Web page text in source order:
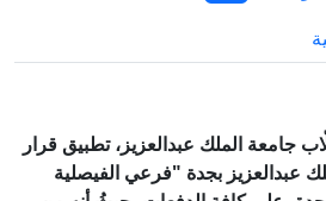
جامعة الملك عبدالعزيز، تطبيق قرار
عبدالعزيز بجدة "فرعي الفيصلية